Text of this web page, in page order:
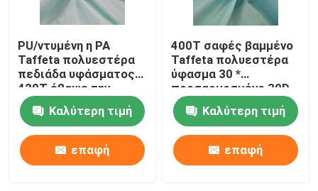
PU/ντυμένη η PA
Taffeta πολυεστέρα
πεδιάδα υφάσματος
420T έβαψε την
αρίθμηση νημάτων 20
* 20d Καλύτερη τιμή
επαφή
400T σαφές βαμμένο
Taffeta πολυεστέρα
ύφασμα 30 *
προσαρμοσμένο 30D
χρώμα για το ύφασμα
Καλύτερη τιμή
επαφή